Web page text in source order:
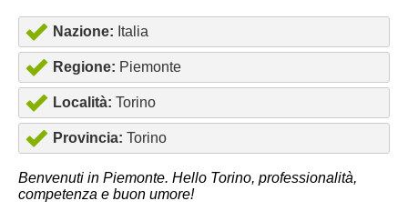
Nazione: Italia
Regione: Piemonte
Località: Torino
Provincia: Torino
Benvenuti in Piemonte. Hello Torino, professionalità,
competenza e buon umore!